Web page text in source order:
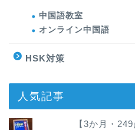
中国語教室
オンライン中国語
HSK対策
人気記事
【3か月・